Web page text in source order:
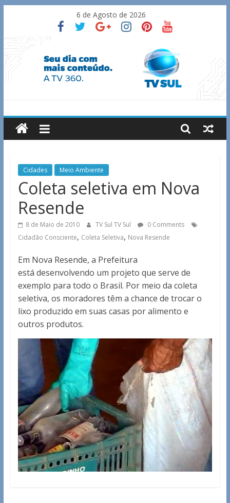
content
6 de Agosto de 2026
TV
Sul
Notícias
Guaxupé
região.
Cidades Meio Ambiente
Coleta seletiva em Nova
Resende
8 de Maio de 2010 TV Sul TV Sul
0 Comments
Cidadão Consciente, Coleta Seletiva, Nova Resende
Em Nova Resende, a Prefeitura
está desenvolvendo um projeto que serve de
exemplo para todo o Brasil. Por meio da coleta
seletiva, os moradores têm a chance de trocar o
lixo produzido em suas casas por alimento e
outros produtos.